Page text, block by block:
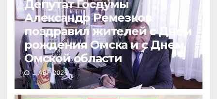
Депутат Госдумы
Александр Ремезков
поздравил жителей с Днем
рождения Омска и с Днем
Омской области
1 АВГ 2026